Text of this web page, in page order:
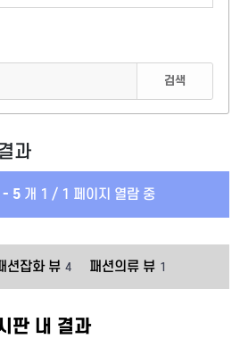
검색
과
- 5 개 1 / 1 페이지 열람 중
션잡화 뷰 4 패션의류 뷰 1
판 내 결과